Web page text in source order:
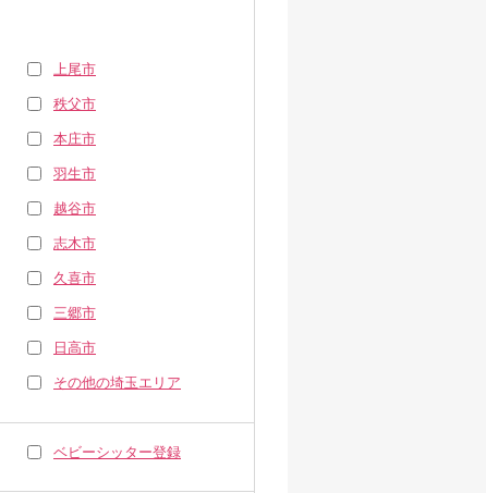
上尾市
秩父市
本庄市
羽生市
越谷市
志木市
久喜市
三郷市
日高市
その他の埼玉エリア
ベビーシッター登録